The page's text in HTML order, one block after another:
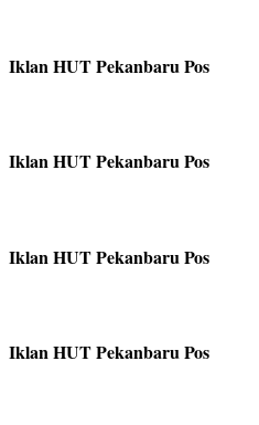
Iklan HUT Pekanbaru Pos
Iklan HUT Pekanbaru Pos
Iklan HUT Pekanbaru Pos
Iklan HUT Pekanbaru Pos